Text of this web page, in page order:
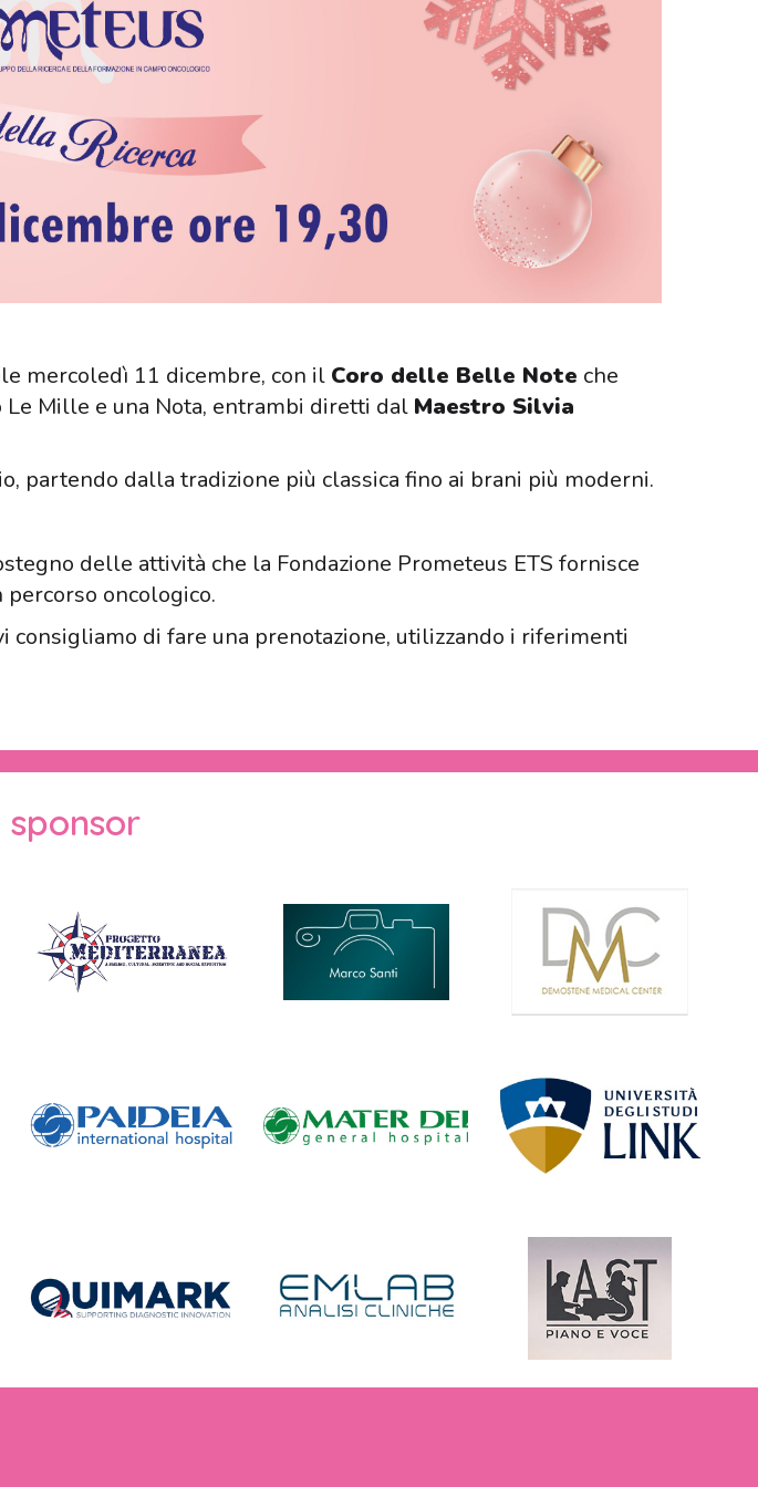
mercoledì 11 dicembre, con il Coro delle Belle Note che
Mille e una Nota, entrambi diretti dal Maestro Silvia
partendo dalla tradizione più classica fino ai brani più moderni.
delle attività che la Fondazione Prometeus ETS fornisce
oncologico.
di fare una prenotazione, utilizzando i riferimenti
sponsor